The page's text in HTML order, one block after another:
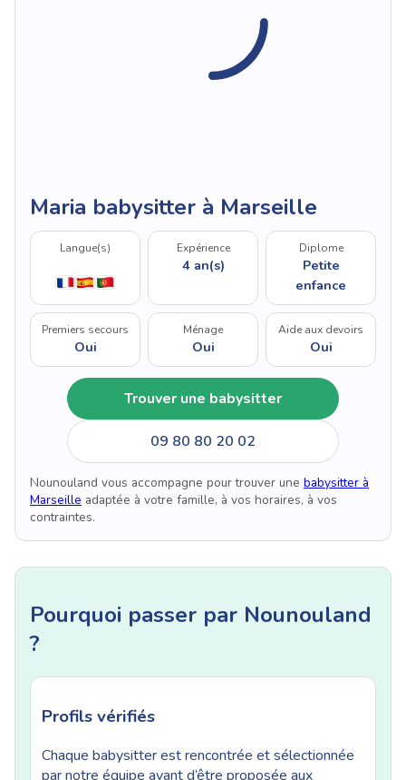
Maria babysitter à Marseille
Langue(s) Expérience
4 an(s)
Diplome
Petite
enfance
Premiers secours
Oui
Ménage
Oui
Aide aux devoirs
Oui
Trouver une babysitter
09 80 80 20 02
Nounouland vous accompagne pour trouver une babysitter à
Marseille adaptée à votre famille, à vos horaires, à vos
contraintes.
Pourquoi passer par Nounouland
?
Profils vérifiés
Chaque babysitter est rencontrée et sélectionnée
par notre équipe avant d’être proposée aux